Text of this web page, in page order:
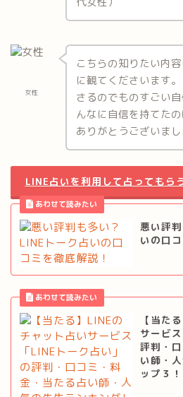
女性
こちらの知りたい内
に観てくださいます
さるのでものすごい
んなに自信を持てた
ありがとうございま
LINE占いを利用して占ってもら
悪い評
いの口
【当た
サービ
評判・
い師・
ップ３！